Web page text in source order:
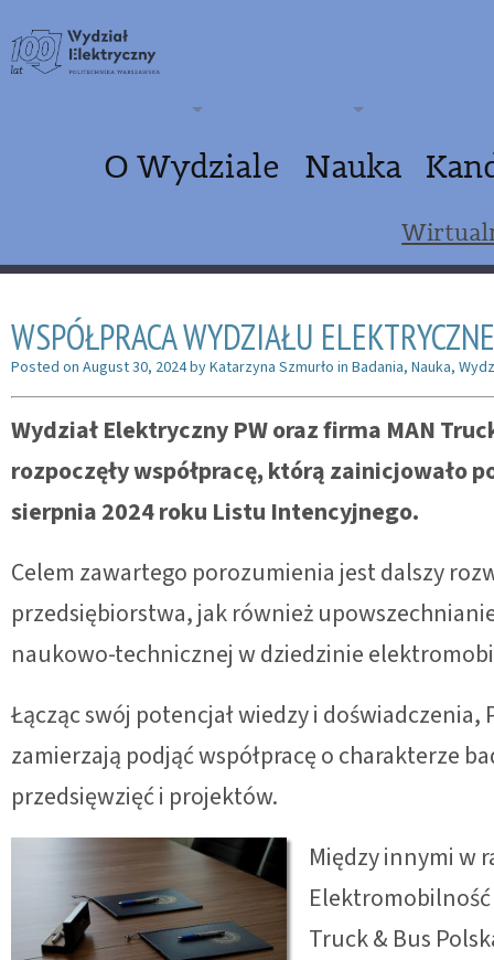
O Wydziale Nauka
WSPÓŁPRACA WYDZIAŁU
Posted on August 30, 2024byKatarzyna Szmurło in Badania, Nauka,
Wydział Elektryczny PW oraz firma MAN
rozpoczęły współpracę, którą zainicjowało
sierpnia 2024 roku Listu Intencyjnego.
Celem zawartego porozumienia jest dalszy
przedsiębiorstwa, jak również
naukowo-technicznej w dziedzinie
Łącząc swój potencjał wiedzy i
zamierzają podjąć współpracę o charakterze
przedsięwzięć i projektów.
Między innymi w
Truck & Bus